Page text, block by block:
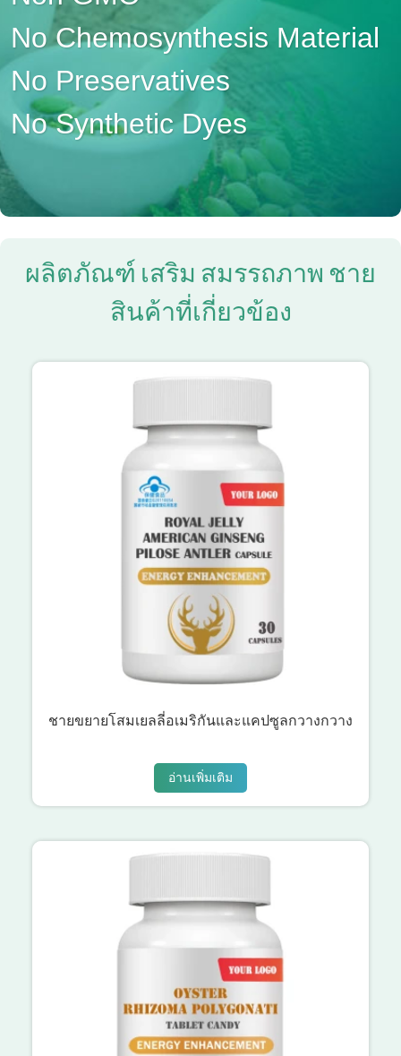
No Chemosynthesis Material
No Preservatives
No Synthetic Dyes
ผลิตภัณฑ์ เสริม สมรรถภาพ ชาย
สินค้าที่เกี่ยวข้อง
ชายขยายโสมเยลลี่อเมริกันและแคปซูลกวางกวาง
อ่านเพิ่มเติม